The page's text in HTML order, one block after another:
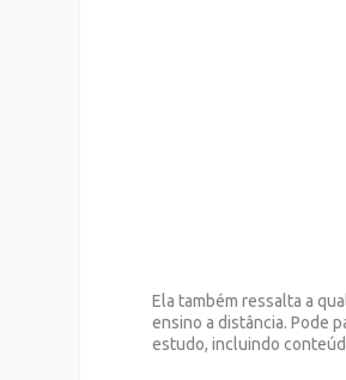
Ela também ressalta a
ensino a distância. Pode
estudo, incluindo